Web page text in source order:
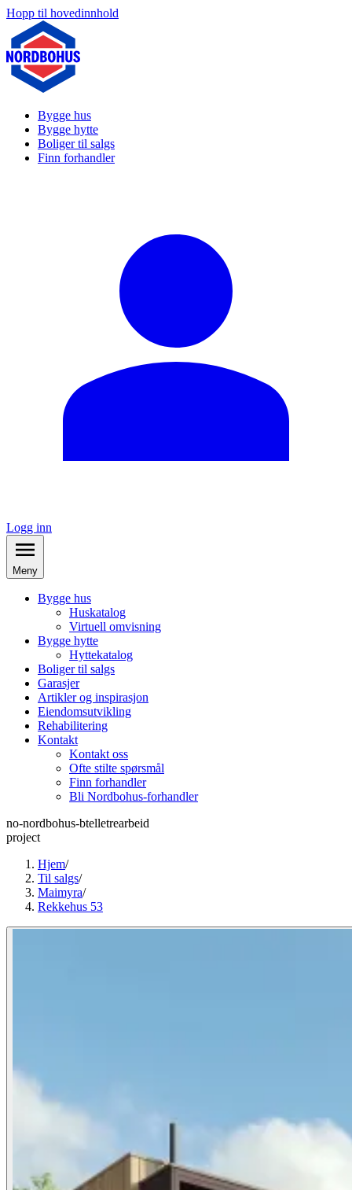
Hopp til hovedinnhold
Bygge hus
Bygge hytte
Boliger til salgs
Finn forhandler
Logg inn
Meny
Bygge hus
Huskatalog
Virtuell omvisning
Bygge hytte
Hyttekatalog
Boliger til salgs
Garasjer
Artikler og inspirasjon
Eiendomsutvikling
Rehabilitering
Kontakt
Kontakt oss
Ofte stilte spørsmål
Finn forhandler
Bli Nordbohus-forhandler
no-nordbohus-btelletrearbeid
project
Hjem/
Til salgs/
Maimyra/
Rekkehus 53